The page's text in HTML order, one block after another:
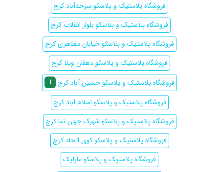
فروشگاه پلاستیک و پلاسکو سرحدآباد کرج
فروشگاه پلاستیک و پلاسکو بلوار انقلاب کرج
فروشگاه پلاستیک و پلاسکو خیابان مظاهری کرج
فروشگاه پلاستیک و پلاسکو دهقان ویلا کرج
فروشگاه پلاستیک و پلاسکو حسین آباد کرج
1
فروشگاه پلاستیک و پلاسکو اسلام آباد کرج
فروشگاه پلاستیک و پلاسکو شهرک جهان نما کرج
فروشگاه پلاستیک و پلاسکو کوی اتحاد کرج
فروشگاه پلاستیک و پلاسکو مارلیک